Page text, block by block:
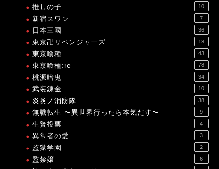
推しの子 10
新宿スワン 7
日本三國 36
東京卍リベンジャーズ 18
東京喰種 43
東京喰種:re 78
桃源暗鬼 34
武装錬金 10
炎炎ノ消防隊 38
無職転生 〜異世界行ったら本気だす〜 9
生贄投票 4
異常者の愛 3
監獄学園 2
監禁嬢 6